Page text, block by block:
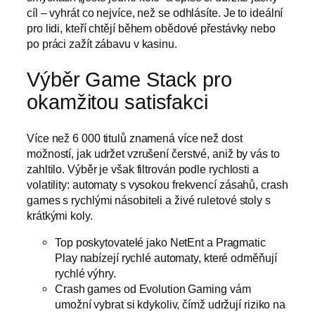
cíl – vyhrát co nejvíce, než se odhlásíte. Je to ideální
pro lidi, kteří chtějí během obědové přestávky nebo
po práci zažít zábavu v kasinu.
Výběr Game Stack pro
okamžitou satisfakci
Více než 6 000 titulů znamená více než dost
možností, jak udržet vzrušení čerstvé, aniž by vás to
zahltilo. Výběr je však filtrován podle rychlosti a
volatility: automaty s vysokou frekvencí zásahů, crash
games s rychlými násobiteli a živé ruletové stoly s
krátkými koly.
Top poskytovatelé jako NetEnt a Pragmatic
Play nabízejí rychlé automaty, které odměňují
rychlé výhry.
Crash games od Evolution Gaming vám
umožní vybrat si kdykoliv, čímž udržují riziko na